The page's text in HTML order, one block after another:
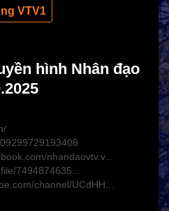
VTV1
hình Nhân đạo
nhandaovtv.v...
7494874635...
channel/UCdHH...